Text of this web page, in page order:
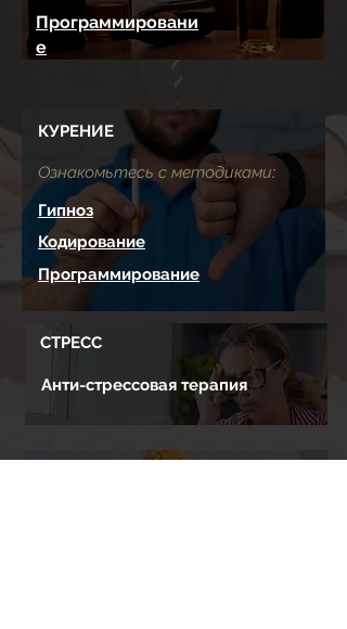
Программировани
е
КУРЕНИЕ
Гипноз
Кодирование
Ознакомьтесь с методиками:
Программирование
СТРЕСС
Анти-стрессовая терапия